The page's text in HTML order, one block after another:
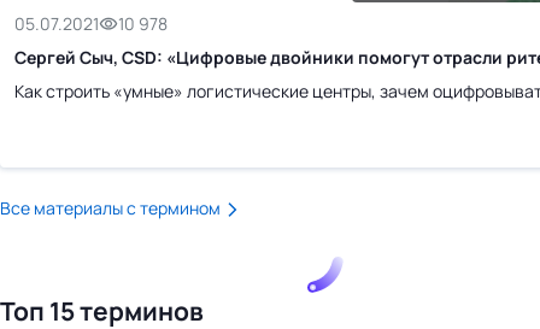
05.07.2021
10 978
Сергей Сыч, CSD: «Цифровые двойники помогут отрасли
Как строить «умные» логистические центры, зачем
Все материалы с термином
Топ 15 терминов